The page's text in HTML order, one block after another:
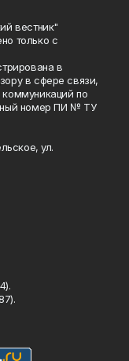
вестник"
только с
в
в сфере связи,
по
номер ПИ № ТУ
ул.